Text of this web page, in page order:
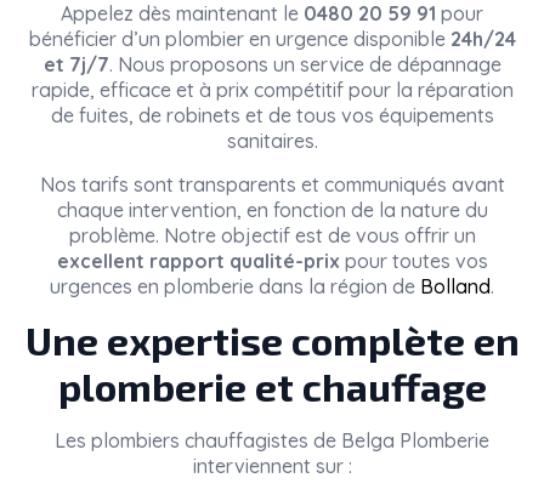
Appelez dès maintenant le 0480 20 59 91 pour
bénéficier d’un plombier en urgence disponible 24h/24
et 7j/7. Nous proposons un service de dépannage
rapide, efficace et à prix compétitif pour la réparation
de fuites, de robinets et de tous vos équipements
sanitaires.
Nos tarifs sont transparents et communiqués avant
chaque intervention, en fonction de la nature du
problème. Notre objectif est de vous offrir un
excellent rapport qualité-prix pour toutes vos
urgences en plomberie dans la région de Bolland.
Une expertise complète en
plomberie et chauffage
Les plombiers chauffagistes de Belga Plomberie
interviennent sur :